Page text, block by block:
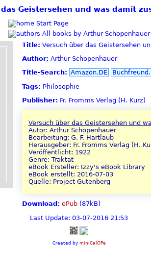
Geistersehen und was damit
Start Page
All books by Arthur Schopenhauer
Title: Versuch über das Geistersehen
Author: Arthur Schopenhauer
Title-Search: Amazon.DE
Tags: Philosophie
Publisher: Fr. Fromms Verlag (H. Kurz)
Versuch über das Geistersehen und
Autor: Arthur Schopenhauer
Bearbeitung: G. F. Hartlaub
Herausgeber: Fr. Fromms Verlag (H.
Veröffentlicht: 1922
Genre: Traktat
eBook Ersteller: Izzy's eBook Library
eBook erstellt: 2016-07-03
Quelle: Project Gutenberg
Download: ePub(87kB)
Last Update: 03-07-2016 21:53
Created by miniCalOPe